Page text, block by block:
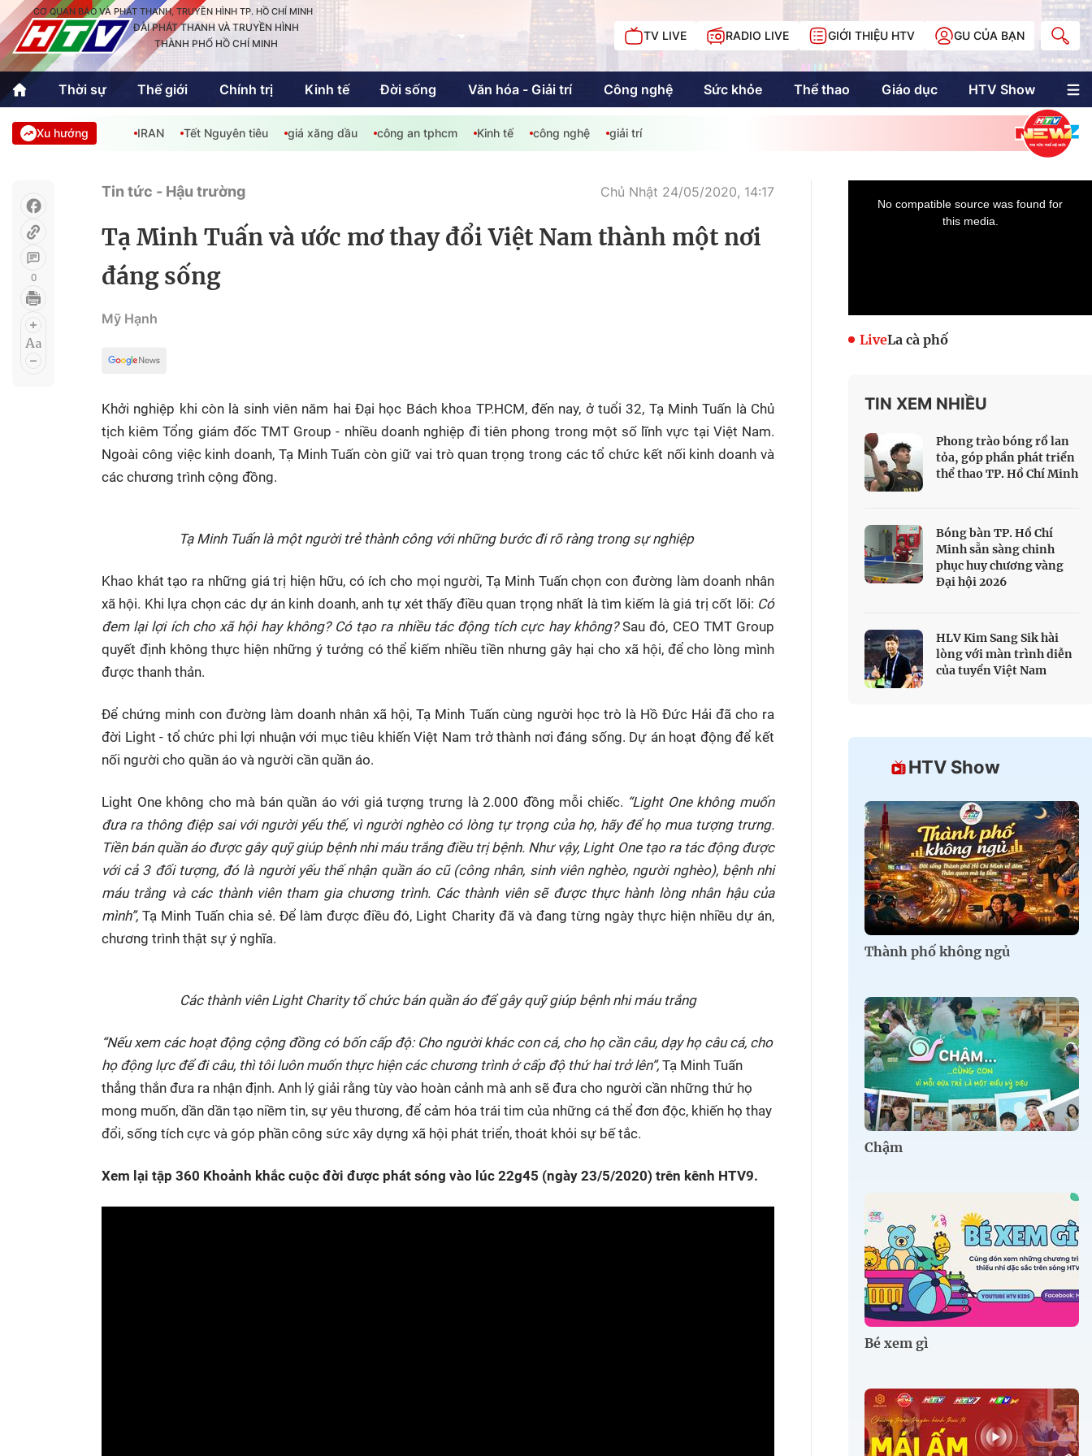
CƠ QUAN BÁO VÀ PHÁT THANH, TRUYỀN HÌNH TP. HỒ CHÍ MINH
ĐÀI PHÁT THANH VÀ TRUYỀN HÌNH
THÀNH PHỐ HỒ CHÍ MINH
TV LIVE RADIO LIVE GIỚI THIỆU HTV GU CỦA BẠN
Thời sự Thế giới Chính trị Kinh tế Đời sống Văn hóa - Giải trí Công nghệ Sức khỏe Thể thao Giáo dục HTV Show
Thời sự
Thể thao
Quốc tế
Văn hóa - Giải trí
Giáo dục Kinh tế
An Sinh
Công nghệ
Không gian văn hóa
Hồ Chí Minh
Chuyển đổi số
Thành phố không
ngủ
Chậm
Việt
Các chương trình
khác
Phim truyền hình
Phim tài liệu
Made By Vietnam
Ngày hội HTV
Cuộc đua xe đạp
Cúp Truyền hình
Cuộc đua offroad
Multimedia
Multiform
Doanh nhân Sài
Gòn
Xu hướng IRAN Tết Nguyên tiêu giá xăng dầu công an tphcm Kinh tế công nghệ giải trí
0
Tin tức - Hậu trường Chủ Nhật 24/05/2020, 14:17
Tạ Minh Tuấn và ước mơ thay đổi Việt Nam thành một nơi
đáng sống
Mỹ Hạnh
Khởi nghiệp khi còn là sinh viên năm hai Đại học Bách khoa TP.HCM, đến nay, ở tuổi 32, Tạ Minh Tuấn là Chủ
tịch kiêm Tổng giám đốc TMT Group - nhiều doanh nghiệp đi tiên phong trong một số lĩnh vực tại Việt Nam.
Ngoài công việc kinh doanh, Tạ Minh Tuấn còn giữ vai trò quan trọng trong các tổ chức kết nối kinh doanh và
các chương trình cộng đồng.
Tạ Minh Tuấn là một người trẻ thành công với những bước đi rõ ràng trong sự nghiệp
Khao khát tạo ra những giá trị hiện hữu, có ích cho mọi người, Tạ Minh Tuấn chọn con đường làm doanh nhân
xã hội. Khi lựa chọn các dự án kinh doanh, anh tự xét thấy điều quan trọng nhất là tìm kiếm là giá trị cốt lõi: Có
đem lại lợi ích cho xã hội hay không? Có tạo ra nhiều tác động tích cực hay không?Sau đó, CEO TMT Group
quyết định không thực hiện những ý tưởng có thể kiếm nhiều tiền nhưng gây hại cho xã hội, để cho lòng mình
được thanh thản.
Để chứng minh con đường làm doanh nhân xã hội, Tạ Minh Tuấn cùng người học trò là Hồ Đức Hải đã cho ra
đời Light - tổ chức phi lợi nhuận với mục tiêu khiến Việt Nam trở thành nơi đáng sống. Dự án hoạt động để kết
nối người cho quần áo và người cần quần áo.
Light One không cho mà bán quần áo với giá tượng trưng là 2.000 đồng mỗi chiếc. “Light One không muốn
đưa ra thông điệp sai với người yếu thế, vì người nghèo có lòng tự trọng của họ, hãy để họ mua tượng trưng.
Tiền bán quần áo được gây quỹ giúp bệnh nhi máu trắng điều trị bệnh. Như vậy, Light One tạo ra tác động được
với cả 3 đối tượng, đó là người yếu thế nhận quần áo cũ (công nhân, sinh viên nghèo, người nghèo), bệnh nhi
máu trắng và các thành viên tham gia chương trình. Các thành viên sẽ được thực hành lòng nhân hậu của
mình”, Tạ Minh Tuấn chia sẻ. Để làm được điều đó, Light Charity đã và đang từng ngày thực hiện nhiều dự án,
chương trình thật sự ý nghĩa.
Các thành viên Light Charity tổ chức bán quần áo để gây quỹ giúp bệnh nhi máu trắng
“Nếu xem các hoạt động cộng đồng có bốn cấp độ: Cho người khác con cá, cho họ cần câu, dạy họ câu cá, cho
họ động lực để đi câu, thì tôi luôn muốn thực hiện các chương trình ở cấp độ thứ hai trở lên”, Tạ Minh Tuấn
thẳng thắn đưa ra nhận định. Anh lý giải rằng tùy vào hoàn cảnh mà anh sẽ đưa cho người cần những thứ họ
mong muốn, dần dần tạo niềm tin, sự yêu thương, để cảm hóa trái tim của những cá thể đơn độc, khiến họ thay
đổi, sống tích cực và góp phần công sức xây dựng xã hội phát triển, thoát khỏi sự bế tắc.
Xem lại tập 360 Khoảnh khắc cuộc đời được phát sóng vào lúc 22g45 (ngày 23/5/2020) trên kênh HTV9.
LiveLa cà phố
TIN XEM NHIỀU
Phong trào bóng rổ lan
tỏa, góp phần phát triển
thể thao TP. Hồ Chí Minh
Bóng bàn TP. Hồ Chí
Minh sẵn sàng chinh
phục huy chương vàng
Đại hội 2026
HLV Kim Sang Sik hài
lòng với màn trình diễn
của tuyển Việt Nam
HTV Show
Thành phố không ngủ
Chậm
Bé xem gì